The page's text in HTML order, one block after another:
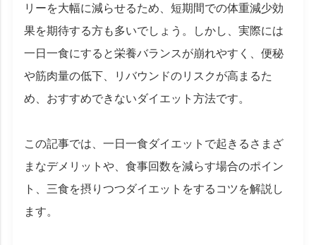
リーを大幅に減らせるため、短期間での体重減少効
果を期待する方も多いでしょう。しかし、実際には
一日一食にすると栄養バランスが崩れやすく、便秘
や筋肉量の低下、リバウンドのリスクが高まるた
め、おすすめできないダイエット方法です。
この記事では、一日一食ダイエットで起きるさまざ
まなデメリットや、食事回数を減らす場合のポイン
ト、三食を摂りつつダイエットをするコツを解説し
ます。